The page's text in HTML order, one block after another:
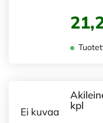
Ei kuvaa
kpl